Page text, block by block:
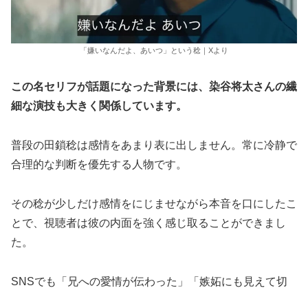
「嫌いなんだよ、あいつ」という稔｜Xより
この名セリフが話題になった背景には、染谷将太さんの繊
細な演技も大きく関係しています。
普段の田鎖稔は感情をあまり表に出しません。常に冷静で
合理的な判断を優先する人物です。
その稔が少しだけ感情をにじませながら本音を口にしたこ
とで、視聴者は彼の内面を強く感じ取ることができまし
た。
SNSでも「兄への愛情が伝わった」「嫉妬にも見えて切